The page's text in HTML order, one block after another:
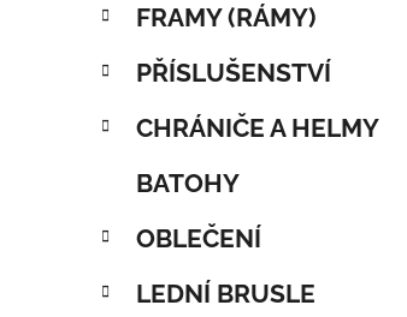
FRAMY (RÁMY)
PŘÍSLUŠENSTVÍ
CHRÁNIČE A HELMY
BATOHY
OBLEČENÍ
LEDNÍ BRUSLE